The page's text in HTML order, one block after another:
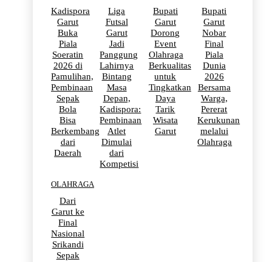
Kadispora
Garut
Buka
Piala
Soeratin
2026 di
Pamulihan,
Pembinaan
Sepak
Bola
Bisa
Berkembang
dari
Daerah
Liga
Futsal
Garut
Jadi
Panggung
Lahirnya
Bintang
Masa
Depan,
Kadispora:
Pembinaan
Atlet
Dimulai
dari
Kompetisi
Bupati
Garut
Dorong
Event
Olahraga
Berkualitas
untuk
Tingkatkan
Daya
Tarik
Wisata
Garut
Bupati
Garut
Nobar
Final
Piala
Dunia
2026
Bersama
Warga,
Pererat
Kerukunan
melalui
Olahraga
OLAHRAGA
Dari
Garut ke
Final
Nasional
Srikandi
Sepak